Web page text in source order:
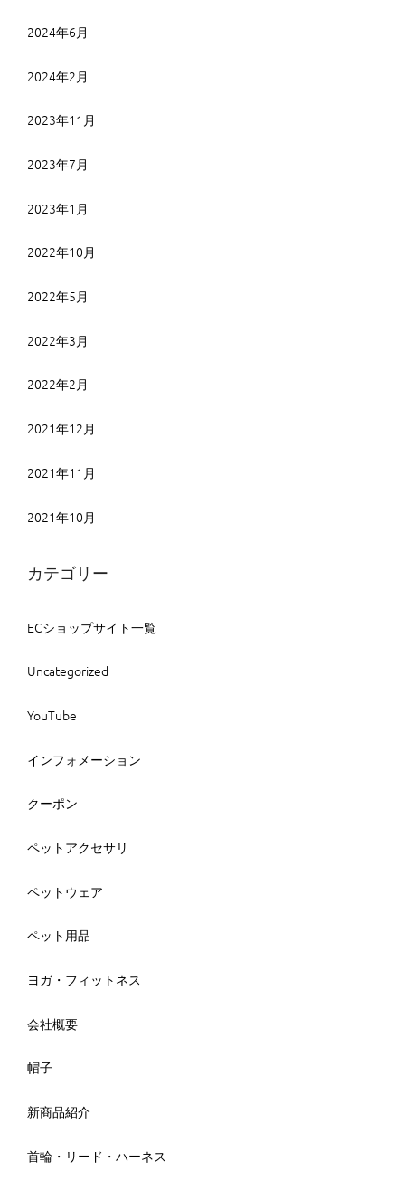
2024年6月
2024年2月
2023年11月
2023年7月
2023年1月
2022年10月
2022年5月
2022年3月
2022年2月
2021年12月
2021年11月
2021年10月
カテゴリー
ECショップサイト一覧
Uncategorized
YouTube
インフォメーション
クーポン
ペットアクセサリ
ペットウェア
ペット用品
ヨガ・フィットネス
会社概要
帽子
新商品紹介
首輪・リード・ハーネス